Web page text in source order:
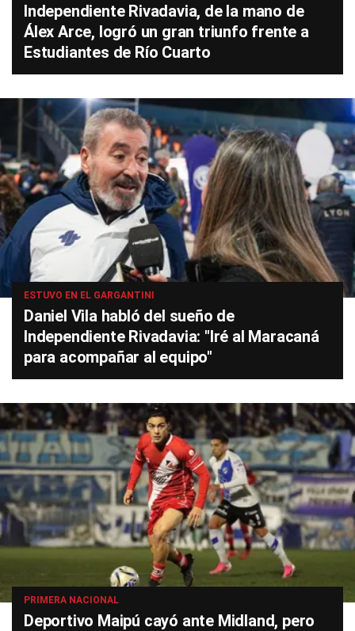
Independiente Rivadavia, de la mano de
Álex Arce, logró un gran triunfo frente a
Estudiantes de Río Cuarto
ESTUVO EN EL GARGANTINI
Daniel Vila habló del sueño de
Independiente Rivadavia: "Iré al Maracaná
para acompañar al equipo"
PRIMERA NACIONAL
Deportivo Maipú cayó ante Midland, pero